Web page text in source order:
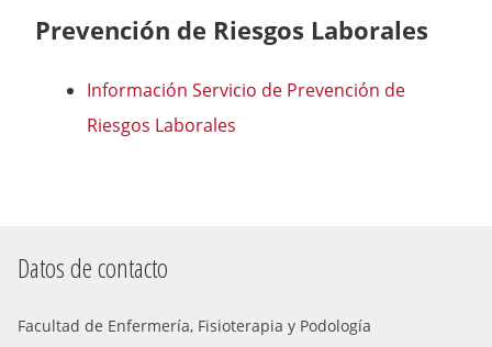
Prevención de Riesgos Laborales
Información Servicio de Prevención de
Riesgos Laborales
Datos de contacto
Facultad de Enfermería, Fisioterapia y Podología